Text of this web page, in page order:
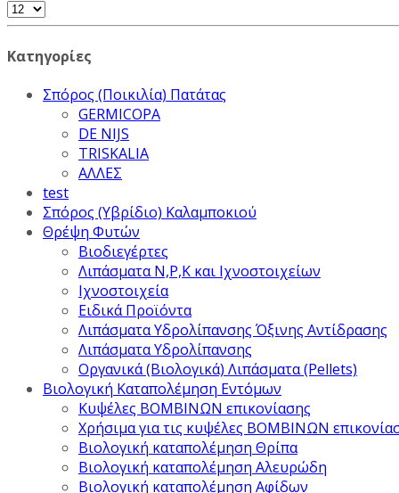
Κατηγορίες
Σπόρος (Ποικιλία) Πατάτας
GERMICOPA
DE NIJS
TRISKALIA
ΑΛΛΕΣ
test
Σπόρος (Υβρίδιο) Καλαμποκιού
Θρέψη Φυτών
Βιοδιεγέρτες
Λιπάσματα Ν,Ρ,Κ και Ιχνοστοιχείων
Ιχνοστοιχεία
Ειδικά Προϊόντα
Λιπάσματα Υδρολίπανσης Όξινης Αντίδρασης
Λιπάσματα Υδρολίπανσης
Οργανικά (Βιολογικά) Λιπάσματα (Pellets)
Βιολογική Καταπολέμηση Εντόμων
Κυψέλες ΒΟΜΒΙΝΩΝ επικονίασης
Χρήσιμα για τις κυψέλες ΒΟΜΒΙΝΩΝ
Βιολογική καταπολέμηση Θρίπα
Βιολογική καταπολέμηση Αλευρώδη
Βιολογική καταπολέμηση Αφίδων